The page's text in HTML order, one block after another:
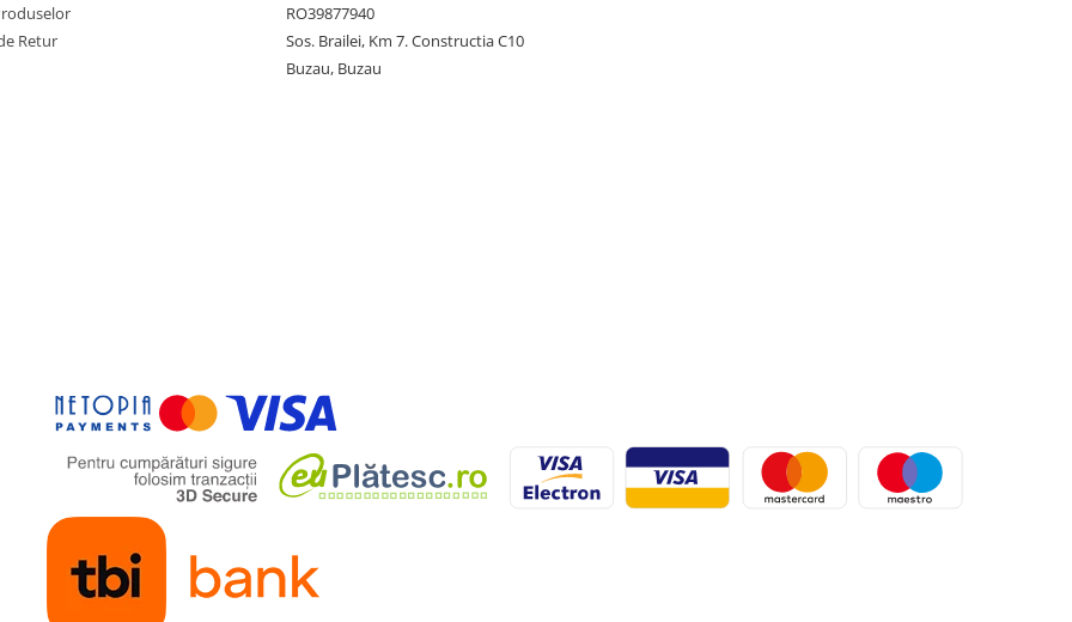
copil
Retur
RO39877940
Sos. Brailei, Km 7. Constructia C10
Buzau, Buzau